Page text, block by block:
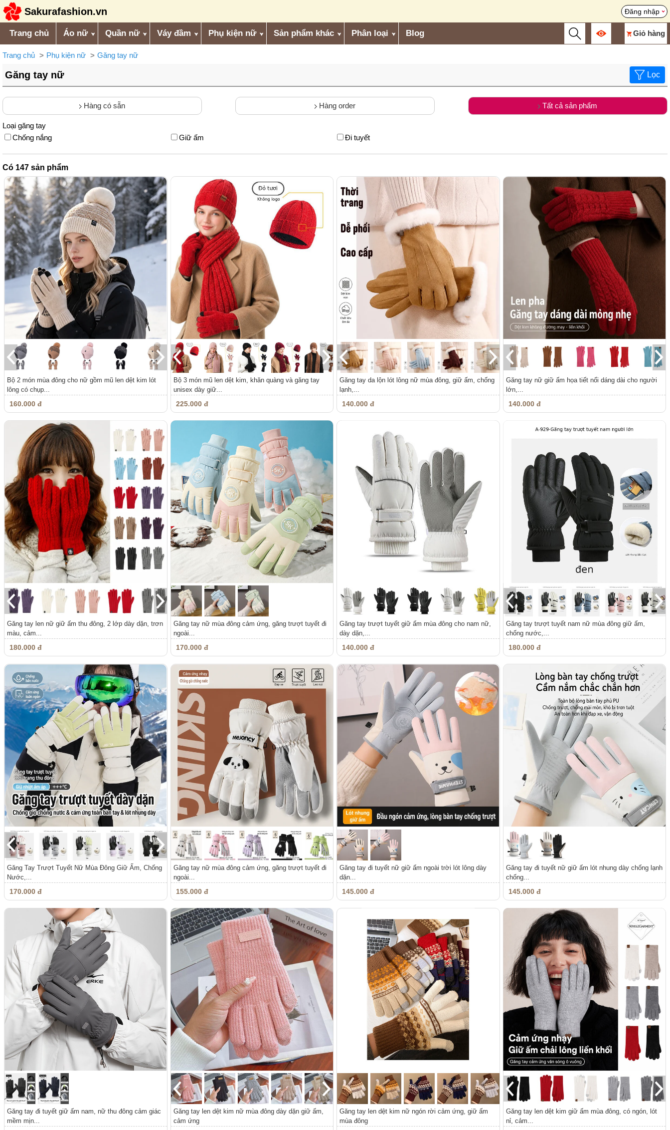
Sakurafashion.vn Đăng nhập
Trang chủ Áo nữ Quần nữ Váy đầm Phụ kiện nữ Sản phẩm khác Phân loại Blog Giỏ hàng
Trang chủ Phụ kiện nữ Găng tay nữ
Găng tay nữ Lọc
Hàng có sẵn Hàng order Tất cả sản phẩm
Loại găng tay
Chống nắng
Giữ ấm Đi tuyết
Có 147 sản phẩm
Bộ 2 món mùa đông cho nữ gồm mũ len dệt kim lót
lông có chụp...
160.000 đ
Bộ 3 món mũ len dệt kim, khăn quàng và găng tay
unisex dày giữ...
225.000 đ
Găng tay da lộn lót lông nữ mùa đông, giữ ấm, chống
lạnh,...
140.000 đ
Găng tay nữ giữ ấm họa tiết nổi dáng dài cho người
lớn,...
140.000 đ
Găng tay len nữ giữ ấm thu đông, 2 lớp dày dặn, trơn
màu, cảm...
180.000 đ
Găng tay nữ mùa đông cảm ứng, găng trượt tuyết đi
ngoài...
170.000 đ
Găng tay trượt tuyết giữ ấm mùa đông cho nam nữ,
dày dặn,...
140.000 đ
Găng tay trượt tuyết nam nữ mùa đông giữ ấm,
chống nước,...
180.000 đ
Găng Tay Trượt Tuyết Nữ Mùa Đông Giữ Ấm, Chống
Nước,...
170.000 đ
Găng tay nữ mùa đông cảm ứng, găng trượt tuyết đi
ngoài...
155.000 đ
Găng tay đi tuyết nữ giữ ấm ngoài trời lót lông dày
dặn...
145.000 đ
Găng tay đi tuyết nữ giữ ấm lót nhung dày chống lạnh
chống...
145.000 đ
Găng tay đi tuyết giữ ấm nam, nữ thu đông cảm giác
mềm mịn...
Găng tay len dệt kim nữ mùa đông dày dặn giữ ấm,
cảm ứng
Găng tay len dệt kim nữ ngón rời cảm ứng, giữ ấm
mùa đông
Găng tay len dệt kim giữ ấm mùa đông, có ngón, lót
nỉ, cảm...